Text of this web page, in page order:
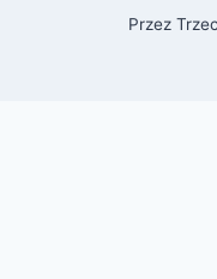
Przez